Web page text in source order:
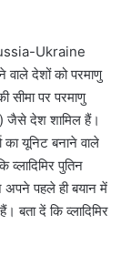
Ukraine
देशों को परमाणु
सीमा पर परमाणु
जैसे देश शामिल हैं।
का यूनिट बनाने वाले
पुतिन
अपने पहले ही बयान में
बता दें कि व्लादिमिर